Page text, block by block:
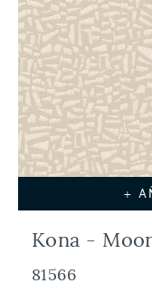
+
Kona -
81566